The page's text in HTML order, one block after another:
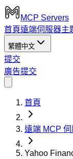
MCP Servers
首頁遠端伺服器主
繁體中文
提交
廣告提交
首頁
遠端 MCP
Yahoo